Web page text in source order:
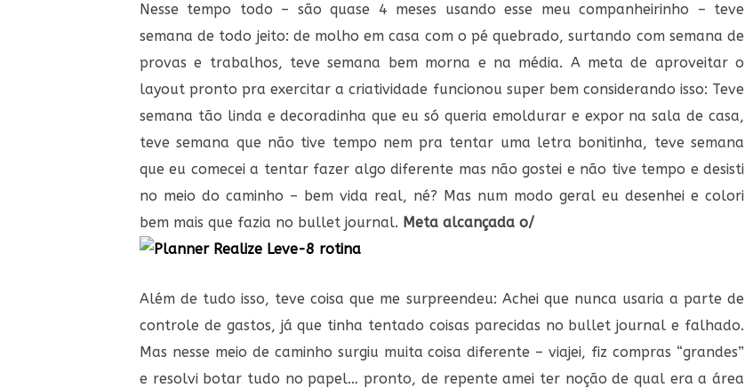
Nesse tempo todo – são quase 4 meses usando esse meu companheirinho – teve
semana de todo jeito: de molho em casa com o pé quebrado, surtando com semana de
provas e trabalhos, teve semana bem morna e na média. A meta de aproveitar o
layout pronto pra exercitar a criatividade funcionou super bem considerando isso: Teve
semana tão linda e decoradinha que eu só queria emoldurar e expor na sala de casa,
teve semana que não tive tempo nem pra tentar uma letra bonitinha, teve semana
que eu comecei a tentar fazer algo diferente mas não gostei e não tive tempo e desisti
no meio do caminho – bem vida real, né? Mas num modo geral eu desenhei e colori
bem mais que fazia no bullet journal. Meta alcançada o/
Além de tudo isso, teve coisa que me surpreendeu: Achei que nunca usaria a parte de
controle de gastos, já que tinha tentado coisas parecidas no bullet journal e falhado.
Mas nesse meio de caminho surgiu muita coisa diferente – viajei, fiz compras “grandes”
e resolvi botar tudo no papel… pronto, de repente amei ter noção de qual era a área